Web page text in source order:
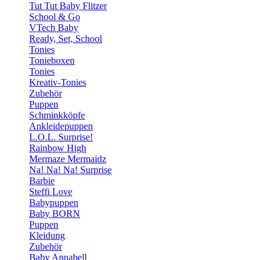
Tut Tut Baby Flitzer
School & Go
VTech Baby
Ready, Set, School
Tonies
Tonieboxen
Tonies
Kreativ-Tonies
Zubehör
Puppen
Schminkköpfe
Ankleidepuppen
L.O.L. Surprise!
Rainbow High
Mermaze Mermaidz
Na! Na! Na! Surprise
Barbie
Steffi Love
Babypuppen
Baby BORN
Puppen
Kleidung
Zubehör
Baby Annabell